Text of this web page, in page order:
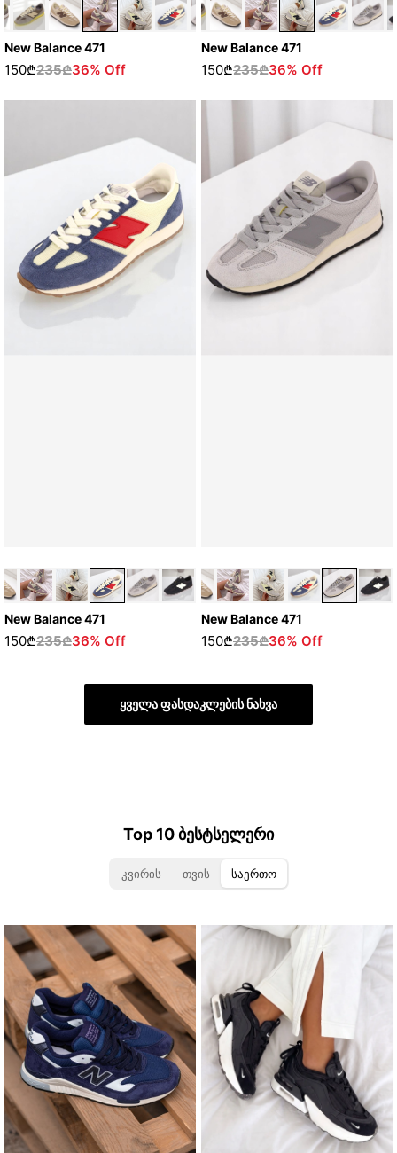
New Balance 471
150₾235₾36% Off
New Balance 471
150₾235₾36% Off
New Balance 471
150₾235₾36% Off
New Balance 471
150₾235₾36% Off
ყველა ფასდაკლების ნახვა
Top 10 ბესტსელერი
კვირის თვის საერთო